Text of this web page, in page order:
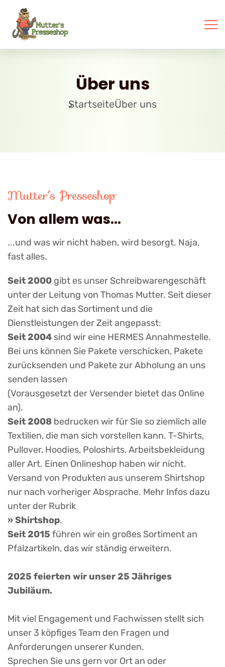
Über uns
StartseiteÜber uns
Mutter´s Presseshop
Von allem was...
...und was wir nicht haben, wird besorgt. Naja,
fast alles.
Seit 2000 gibt es unser Schreibwarengeschäft
unter der Leitung von Thomas Mutter. Seit dieser
Zeit hat sich das Sortiment und die
Dienstleistungen der Zeit angepasst:
Seit 2004 sind wir eine HERMES Annahmestelle.
Bei uns können Sie Pakete verschicken, Pakete
zurücksenden und Pakete zur Abholung an uns
senden lassen
(Vorausgesetzt der Versender bietet das Online
an).
Seit 2008 bedrucken wir für Sie so ziemlich alle
Textilien, die man sich vorstellen kann. T-Shirts,
Pullover, Hoodies, Poloshirts, Arbeitsbekleidung
aller Art. Einen Onlineshop haben wir nicht.
Versand von Produkten aus unserem Shirtshop
nur nach vorheriger Absprache. Mehr Infos dazu
unter der Rubrik
» Shirtshop.
Seit 2015 führen wir ein großes Sortiment an
Pfalzartikeln, das wir ständig erweitern.
2025 feierten wir unser 25 Jähriges
Jubiläum.
Mit viel Engagement und Fachwissen stellt sich
unser 3 köpfiges Team den Fragen und
Anforderungen unserer Kunden.
Sprechen Sie uns gern vor Ort an oder